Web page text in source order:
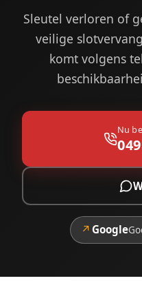
Sleutel verloren of
veilige
komt volgens
Nu
↗ Google